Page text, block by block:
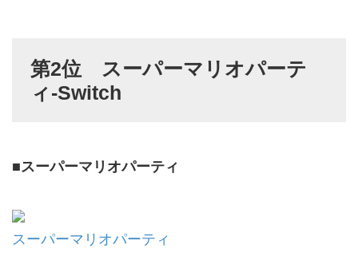
第2位 スーパーマリオパーテ
ィ-Switch
■スーパーマリオパーティ
スーパーマリオパーティ